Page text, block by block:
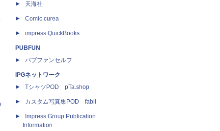
天海社
Comic curea
impress QuickBooks
PUBFUN
パブファンセルフ
IPGネットワーク
TシャツPOD pTa.shop
カスタム写真集POD fabli
Impress Group Publication
Information